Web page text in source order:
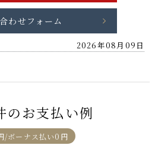
わせフォーム
2026年08月09日
のお支払い例
/ボーナス払い0円